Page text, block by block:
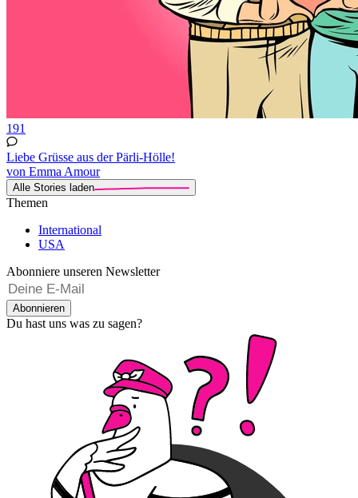
191
Liebe Grüsse aus der Pärli-Hölle!
von Emma Amour
Alle Stories laden
Themen
International
USA
Abonniere unseren Newsletter
Abonnieren
Du hast uns was zu sagen?